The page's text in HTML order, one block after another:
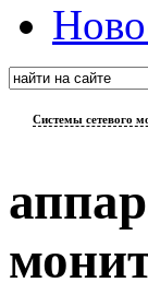
Системы сетевого